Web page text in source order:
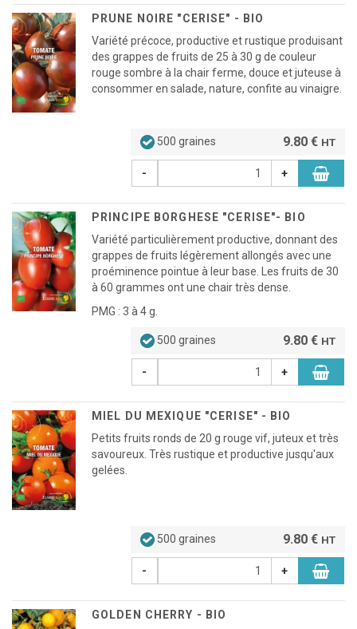
PRUNE NOIRE "CERISE" - BIO
Variété précoce, productive et rustique produisant
des grappes de fruits de 25 à 30 g de couleur
rouge sombre à la chair ferme, douce et juteuse à
consommer en salade, nature, confite au vinaigre.
500 graines 9.80 € HT
- +
PRINCIPE BORGHESE "CERISE"- BIO
Variété particulièrement productive, donnant des
grappes de fruits légèrement allongés avec une
proéminence pointue à leur base. Les fruits de 30
à 60 grammes ont une chair très dense.
PMG : 3 à 4 g.
500 graines 9.80 € HT
- +
MIEL DU MEXIQUE "CERISE" - BIO
Petits fruits ronds de 20 g rouge vif, juteux et très
savoureux. Très rustique et productive jusqu'aux
gelées.
500 graines 9.80 € HT
- +
GOLDEN CHERRY - BIO